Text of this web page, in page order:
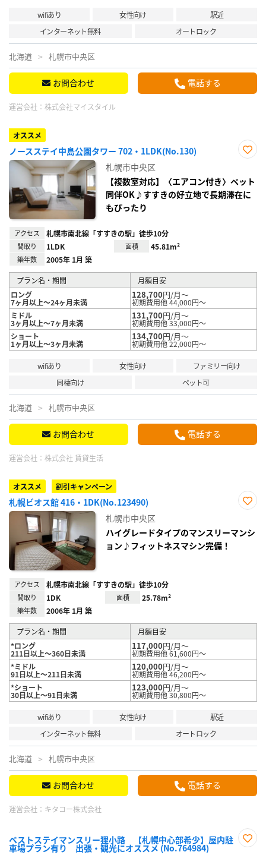
wifiあり 女性向け
駅近
インターネット無料
オートロック
北海道 札幌市中央区
お問合わせ 電話する
運営会社： 株式会社マイスタイル
オススメ
ノースステイ中島公園タワー 702・1LDK(No.130)
り登
録
札幌市中央区
【複数室対応】〈エアコン付き〉ペット
同伴OK♪すすきの好立地で長期滞在に
もぴったり
アクセス 札幌市南北線「すすきの駅」徒歩10分
間取り 1LDK 面積 45.81m²
築年数 2005年 1月 築
プラン名・期間
月額目安
ロング
7ヶ月以上～24ヶ月未満
128,700円/月～
初期費用他 44,000円～
ミドル
3ヶ月以上～7ヶ月未満
131,700円/月～
初期費用他 33,000円～
ショート
1ヶ月以上～3ヶ月未満
134,700円/月～
初期費用他 22,000円～
wifiあり 女性向け
ファミリー向け
同棲向け
ペット可
北海道 札幌市中央区
お問合わせ 電話する
運営会社： 株式会社 賃貸生活
オススメ 割引キャンペーン
札幌ビオス館 416・1DK(No.123490)
り登
録
札幌市中央区
ハイグレードタイプのマンスリーマンシ
ョン♪フィットネスマシン完備！
アクセス 札幌市南北線「すすきの駅」徒歩10分
間取り 1DK 面積 25.78m²
築年数 2006年 1月 築
プラン名・期間
月額目安
*ロング
211日以上～360日未満
117,000円/月～
初期費用他 61,600円～
*ミドル
91日以上～211日未満
120,000円/月～
初期費用他 46,200円～
*ショート
30日以上～91日未満
123,000円/月～
初期費用他 30,800円～
wifiあり 女性向け
駅近
インターネット無料
オートロック
北海道 札幌市中央区
お問合わせ 電話する
運営会社： キタコー株式会社
ベストステイマンスリー狸小路 【札幌中心部希少】屋内駐
車場プラン有り 出張・観光にオススメ (No.764984)